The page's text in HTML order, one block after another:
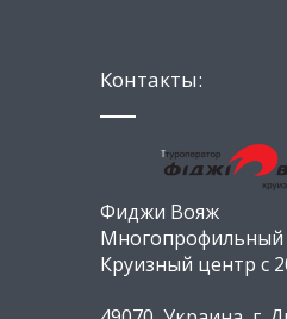
Контакты:
Фиджи Вояж
Многопрофильный
Круизный центр с